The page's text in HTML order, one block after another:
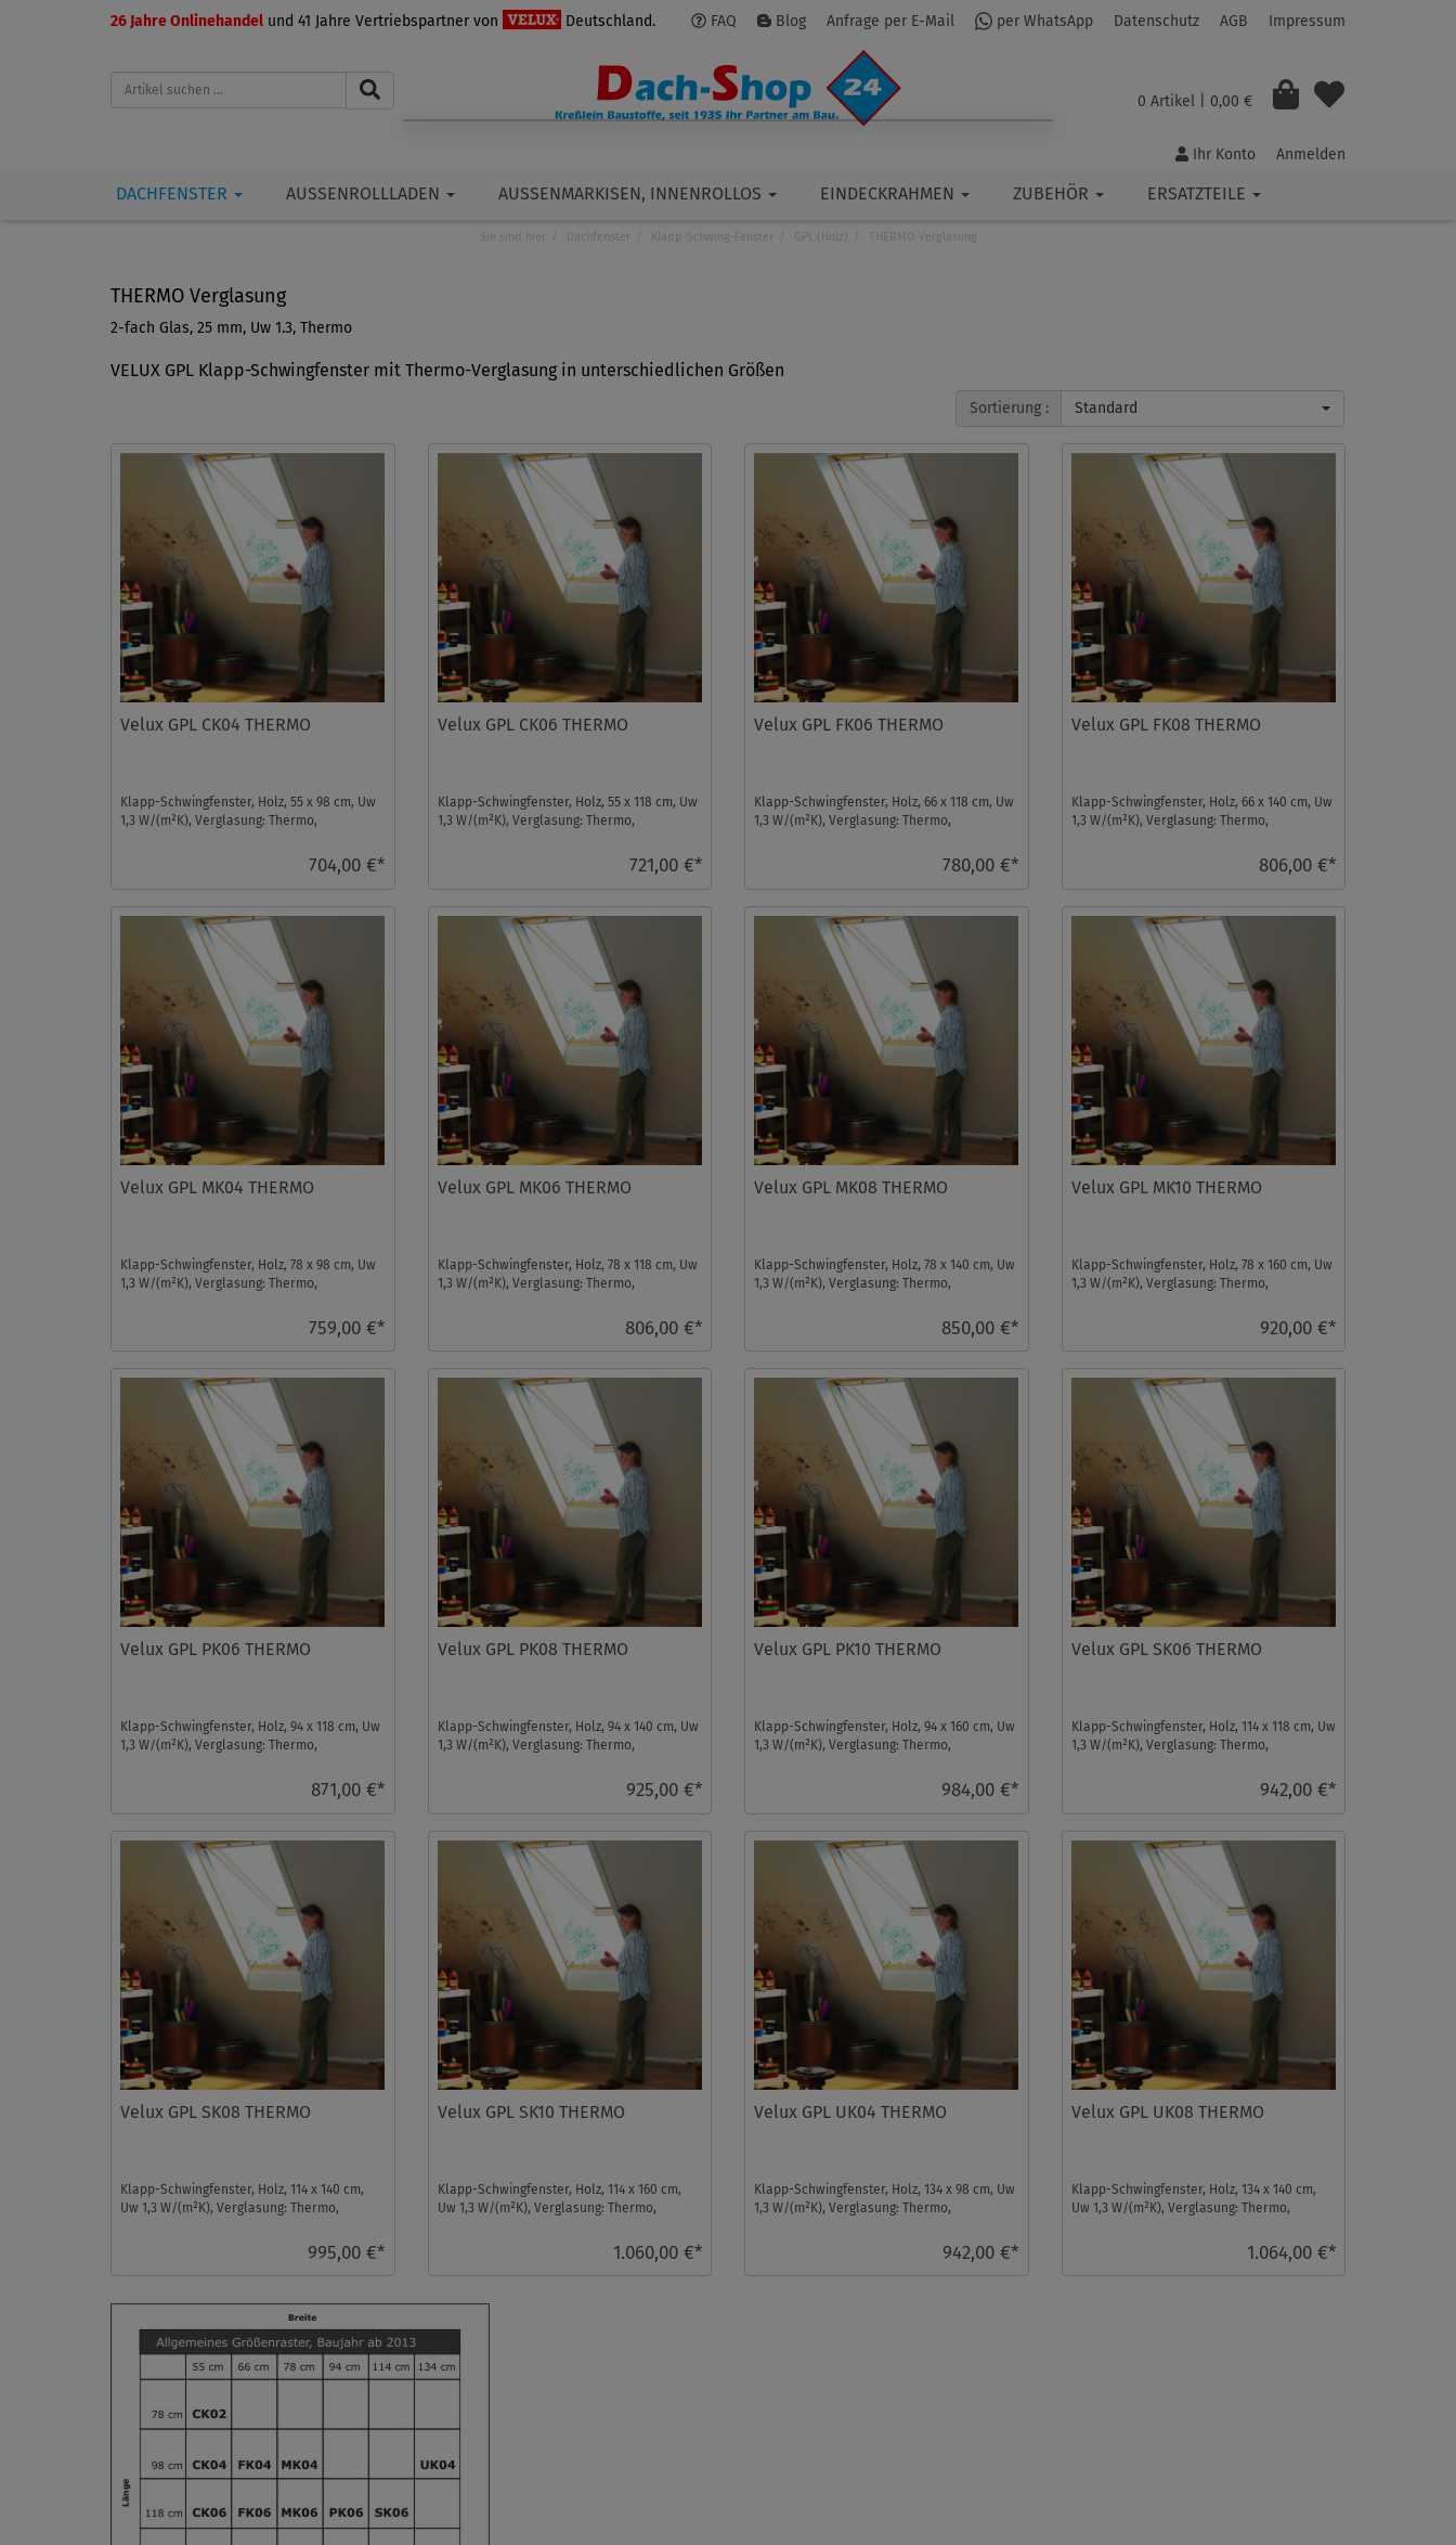
26 Jahre Onlinehandel und 41 Jahre Vertriebspartner von Deutschland. FAQ Blog Anfrage per E-Mail per WhatsApp Datenschutz AGB Impressum
0 Artikel | 0,00 €
Ihr Konto Anmelden
DACHFENSTER AUSSENROLLLADEN AUSSENMARKISEN, INNENROLLOS EINDECKRAHMEN ZUBEHÖR ERSATZTEILE
Sie sind hier Dachfenster Klapp-Schwing-Fenster GPL (Holz) THERMO Verglasung
THERMO Verglasung
2-fach Glas, 25 mm, Uw 1.3, Thermo
VELUX GPL Klapp-Schwingfenster mit Thermo-Verglasung in unterschiedlichen Größen
Sortierung : Standard
Velux GPL CK04 THERMO
Klapp-Schwingfenster, Holz, 55 x 98 cm, Uw
1,3 W/(m²K), Verglasung: Thermo,
704,00 €*
Velux GPL CK06 THERMO
Klapp-Schwingfenster, Holz, 55 x 118 cm, Uw
1,3 W/(m²K), Verglasung: Thermo,
721,00 €*
Velux GPL FK06 THERMO
Klapp-Schwingfenster, Holz, 66 x 118 cm, Uw
1,3 W/(m²K), Verglasung: Thermo,
780,00 €*
Velux GPL FK08 THERMO
Klapp-Schwingfenster, Holz, 66 x 140 cm, Uw
1,3 W/(m²K), Verglasung: Thermo,
806,00 €*
Velux GPL MK04 THERMO
Klapp-Schwingfenster, Holz, 78 x 98 cm, Uw
1,3 W/(m²K), Verglasung: Thermo,
759,00 €*
Velux GPL MK06 THERMO
Klapp-Schwingfenster, Holz, 78 x 118 cm, Uw
1,3 W/(m²K), Verglasung: Thermo,
806,00 €*
Velux GPL MK08 THERMO
Klapp-Schwingfenster, Holz, 78 x 140 cm, Uw
1,3 W/(m²K), Verglasung: Thermo,
850,00 €*
Velux GPL MK10 THERMO
Klapp-Schwingfenster, Holz, 78 x 160 cm, Uw
1,3 W/(m²K), Verglasung: Thermo,
920,00 €*
Velux GPL PK06 THERMO
Klapp-Schwingfenster, Holz, 94 x 118 cm, Uw
1,3 W/(m²K), Verglasung: Thermo,
871,00 €*
Velux GPL PK08 THERMO
Klapp-Schwingfenster, Holz, 94 x 140 cm, Uw
1,3 W/(m²K), Verglasung: Thermo,
925,00 €*
Velux GPL PK10 THERMO
Klapp-Schwingfenster, Holz, 94 x 160 cm, Uw
1,3 W/(m²K), Verglasung: Thermo,
984,00 €*
Velux GPL SK06 THERMO
Klapp-Schwingfenster, Holz, 114 x 118 cm, Uw
1,3 W/(m²K), Verglasung: Thermo,
942,00 €*
Velux GPL SK08 THERMO
Klapp-Schwingfenster, Holz, 114 x 140 cm,
Uw 1,3 W/(m²K), Verglasung: Thermo,
995,00 €*
Velux GPL SK10 THERMO
Klapp-Schwingfenster, Holz, 114 x 160 cm,
Uw 1,3 W/(m²K), Verglasung: Thermo,
1.060,00 €*
Velux GPL UK04 THERMO
Klapp-Schwingfenster, Holz, 134 x 98 cm, Uw
1,3 W/(m²K), Verglasung: Thermo,
942,00 €*
Velux GPL UK08 THERMO
Klapp-Schwingfenster, Holz, 134 x 140 cm,
Uw 1,3 W/(m²K), Verglasung: Thermo,
1.064,00 €*